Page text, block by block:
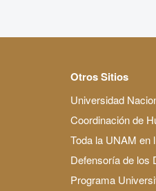
Otros Sitios
Universidad
Coordinación de
Toda la UNAM en
Defensoría de los
Programa